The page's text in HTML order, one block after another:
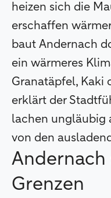
heizen sich die
erschaffen
baut Andernach
ein wärmeres
Granatäpfel, Kaki
erklärt der
lachen ungläubig
von den
Andernach
Grenzen